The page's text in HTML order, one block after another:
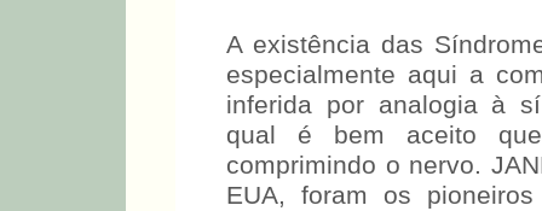
A existência das
especialmente aqui a
inferida por analogia à
qual é bem aceito
comprimindo o nervo.
EUA, foram os